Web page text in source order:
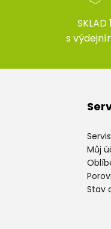
s
Servis
Můj
Stav